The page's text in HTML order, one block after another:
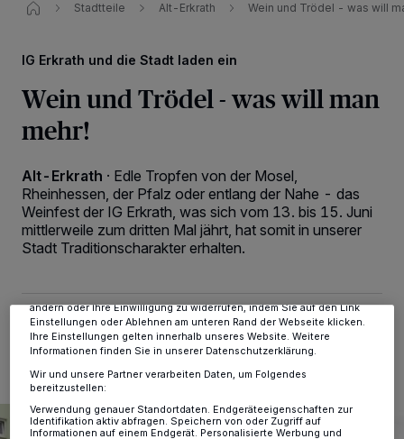
Stadtteile Alt-Erkrath Wein und Trödel - was will
IG Erkrath und die Stadt laden ein
Wein und Trödel - was will man
mehr!
Alt-Erkrath · Edle Tropfen von der Mosel,
Rheinhessen, der Pfalz oder entlang der Nahe - das
Weinfest der IG Erkrath, was sich vom 13. bis 15. Juni
mittlerweile zum dritten Mal jährt, hat somit in unserer
Stadt Traditionscharakter erhalten.
27.05.2025 , 10:49 Uhr 2 Minuten Lesezeit
Wir und unsere 218-Partner speichern und greifen auf
personenbezogene Daten wie Browserdaten oder eindeutige
Kennungen auf Ihrem Gerät zu. Durch Auswahl von OK aktivieren Sie
Tracking-Technologien für die unter „Wir und unsere Partner
verarbeiten Daten, um Ihnen Dienste bereitzustellen“ aufgeführten
ändern oder Ihre Einwilligung zu widerrufen, indem Sie auf den Link
Einstellungen oder Ablehnen am unteren Rand der Webseite klicken.
Ihre Einstellungen gelten innerhalb unseres Website. Weitere
Informationen finden Sie in unserer Datenschutzerklärung.
Wir und unsere Partner verarbeiten Daten, um Folgendes
bereitzustellen:
Verwendung genauer Standortdaten. Endgeräteeigenschaften zur
Identifikation aktiv abfragen. Speichern von oder Zugriff auf
Informationen auf einem Endgerät. Personalisierte Werbung und